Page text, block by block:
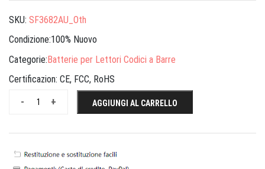
SKU: SF3682AU_Oth
Condizione:100% Nuovo
Categorie:Batterie per Lettori Codici a Barre
Certificazion: CE, FCC, RoHS
+
- AGGIUNGI AL CARRELLO